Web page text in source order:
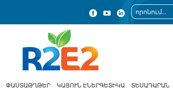
ՓԱՍՏԱԹՂԹԵՐ ԿԱՅՈՒՆ ԷՆԵՐԳԵՏԻԿԱ ՏԵՍԱԴԱՐԱՆ